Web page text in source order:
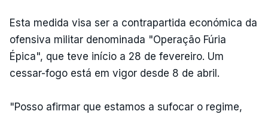
Esta medida visa ser a contrapartida económica da
ofensiva militar denominada "Operação Fúria
Épica", que teve início a 28 de fevereiro. Um
cessar-fogo está em vigor desde 8 de abril.
"Posso afirmar que estamos a sufocar o regime,